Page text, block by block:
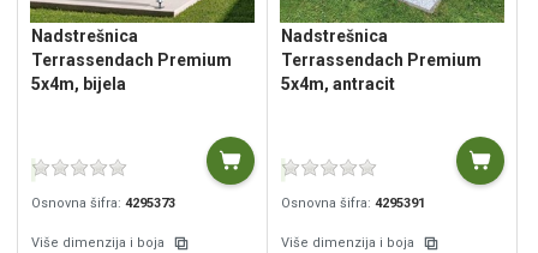
Nadstrešnica
Terrassendach Premium
5x4m, bijela
Osnovna šifra: 4295373
Više dimenzija i boja
Nadstrešnica
Terrassendach Premium
5x4m, antracit
Osnovna šifra: 4295391
Više dimenzija i boja